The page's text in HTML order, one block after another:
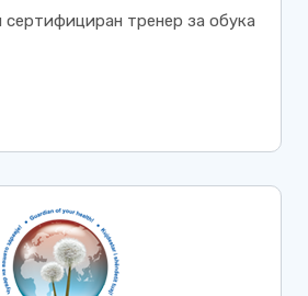
сертифициран тренер за обука